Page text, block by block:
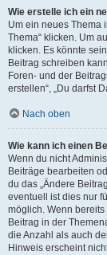
Wie erstelle ich ein
Um ein neues Thema
Thema“ klicken. Um
klicken. Es könnte
Beitrag schreiben
Foren- und der
erstellen“, „Du darfst
Nach oben
Wie kann ich einen
Wenn du nicht
Beiträge bearbeiten
du das „Ändere
eventuell ist dies nur
möglich. Wenn
Beitrag in der
die Anzahl als auch
Hinweis erscheint